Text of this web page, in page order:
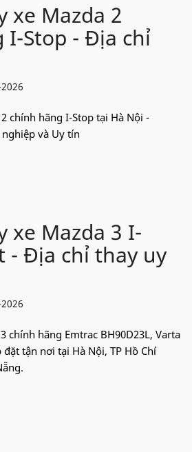
xe Mazda 2
I-Stop - Địa chỉ
chính hãng I-Stop tại Hà Nội -
và Uy tín
xe Mazda 3 I-
- Địa chỉ thay uy
chính hãng Emtrac BH90D23L, Varta
đặt tận nơi tại Hà Nội, TP Hồ Chí